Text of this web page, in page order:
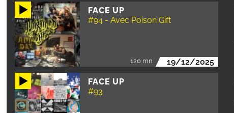
FACE UP
#94 - Avec Poison Gift
120 mn 19/12/2025
FACE UP
#93